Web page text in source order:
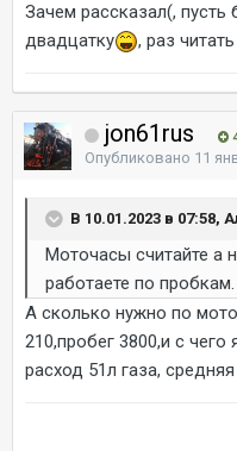
Зачем рассказал(,
двадцатку
, раз
jon61rus
Опубликовано 11
В 10.01.2023 в 07:58,
Моточасы считайте а
работаете по пробкам.
А сколько нужно по
210,пробег 3800,и с
расход 51л газа,